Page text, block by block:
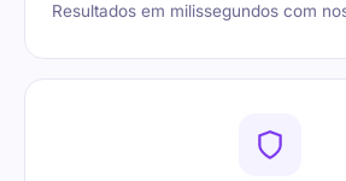
Resultados em milissegundos com